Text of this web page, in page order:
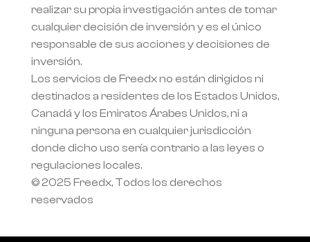
realizar su propia investigación antes de tomar
cualquier decisión de inversión y es el único
responsable de sus acciones y decisiones de
inversión.
Los servicios de Freedx no están dirigidos ni
destinados a residentes de los Estados Unidos,
Canadá y los Emiratos Árabes Unidos, ni a
ninguna persona en cualquier jurisdicción
donde dicho uso sería contrario a las leyes o
regulaciones locales.
© 2025 Freedx, Todos los derechos
reservados